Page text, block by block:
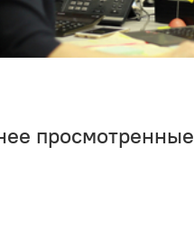
просмотренные